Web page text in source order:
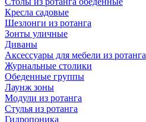
Кресла садовые
Шезлонги из ротанга
Зонты уличные
Диваны
Аксессуары для мебели из ротанга
Журнальные столики
Обеденные группы
Лаунж зоны
Модули из ротанга
Стулья из ротанга
Гидропоника